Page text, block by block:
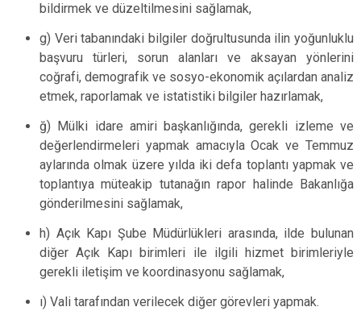
bildirmek ve düzeltilmesini sağlamak,
g) Veri tabanındaki bilgiler doğrultusunda ilin yoğunluklu
başvuru türleri, sorun alanları ve aksayan yönlerini
coğrafi, demografik ve sosyo-ekonomik açılardan analiz
etmek, raporlamak ve istatistiki bilgiler hazırlamak,
ğ) Mülki idare amiri başkanlığında, gerekli izleme ve
değerlendirmeleri yapmak amacıyla Ocak ve Temmuz
aylarında olmak üzere yılda iki defa toplantı yapmak ve
toplantıya müteakip tutanağın rapor halinde Bakanlığa
gönderilmesini sağlamak,
h) Açık Kapı Şube Müdürlükleri arasında, ilde bulunan
diğer Açık Kapı birimleri ile ilgili hizmet birimleriyle
gerekli iletişim ve koordinasyonu sağlamak,
ı) Vali tarafından verilecek diğer görevleri yapmak.